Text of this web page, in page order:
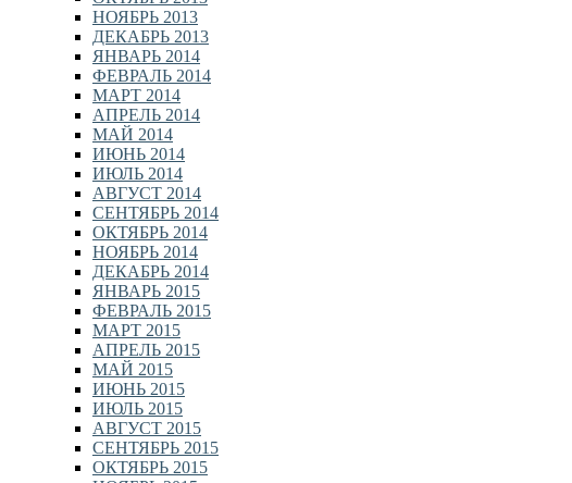
НОЯБРЬ 2013
ДЕКАБРЬ 2013
ЯНВАРЬ 2014
ФЕВРАЛЬ 2014
МАРТ 2014
АПРЕЛЬ 2014
МАЙ 2014
ИЮНЬ 2014
ИЮЛЬ 2014
АВГУСТ 2014
СЕНТЯБРЬ 2014
ОКТЯБРЬ 2014
НОЯБРЬ 2014
ДЕКАБРЬ 2014
ЯНВАРЬ 2015
ФЕВРАЛЬ 2015
МАРТ 2015
АПРЕЛЬ 2015
МАЙ 2015
ИЮНЬ 2015
ИЮЛЬ 2015
АВГУСТ 2015
СЕНТЯБРЬ 2015
ОКТЯБРЬ 2015